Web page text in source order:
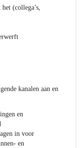
(collega’s,
kanalen aan en
en
in voor
en